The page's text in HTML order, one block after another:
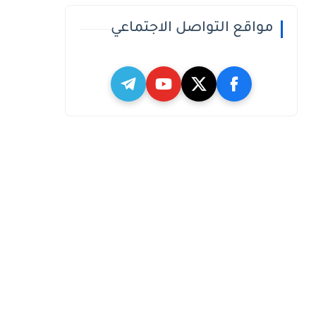
مواقع التواصل الاجتماعي